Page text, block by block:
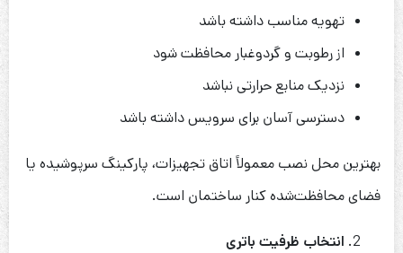
تهویه مناسب داشته باشد
از رطوبت و گردوغبار محافظت شود
نزدیک منابع حرارتی نباشد
دسترسی آسان برای سرویس داشته باشد
بهترین محل نصب معمولاً اتاق تجهیزات، پارکینگ سرپوشیده یا
فضای محافظت‌شده کنار ساختمان است.
انتخاب ظرفیت باتری